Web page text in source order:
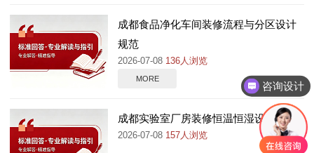
成都食品净化车间装修流程与分区设计
规范
2026-07-08 136人浏览
MORE
成都实验室厂房装修恒温恒湿设计要点
2026-07-08 157人浏览
咨询设计